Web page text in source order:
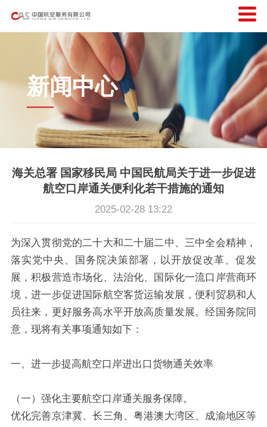
新闻中心
海关总署 国家移民局 中国民航局关于进一步促进
航空口岸通关便利化若干措施的通知
2025-02-28 13:22
为深入贯彻党的二十大和二十届二中、三中全会精神，
落实党中央、国务院决策部署，以开放促改革、促发
展，积极营造市场化、法治化、国际化一流口岸营商环
境，进一步促进国际航空客货运输发展，便利贸易和人
员往来，更好服务高水平开放高质量发展。经国务院同
意，现将有关事项通知如下：
一、进一步提高航空口岸进出口货物通关效率
（一）强化主要航空口岸通关服务保障。
优化完善京津冀、长三角、粤港澳大湾区、成渝地区等